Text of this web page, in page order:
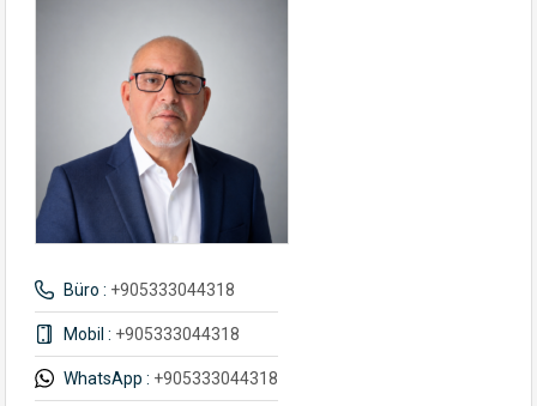
Büro : +905333044318
Mobil : +905333044318
WhatsApp : +905333044318